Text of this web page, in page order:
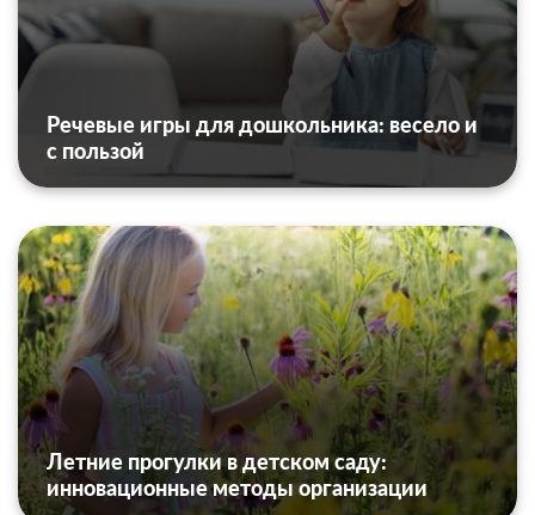
Речевые игры для дошкольника: весело и
с пользой
Летние прогулки в детском саду:
инновационные методы организации